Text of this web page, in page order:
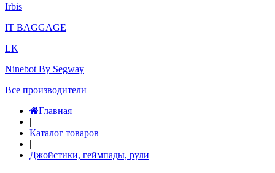
Irbis
IT BAGGAGE
LK
Ninebot By Segway
Все производители
Главная
|
Каталог товаров
|
Джойстики, геймпады, рули